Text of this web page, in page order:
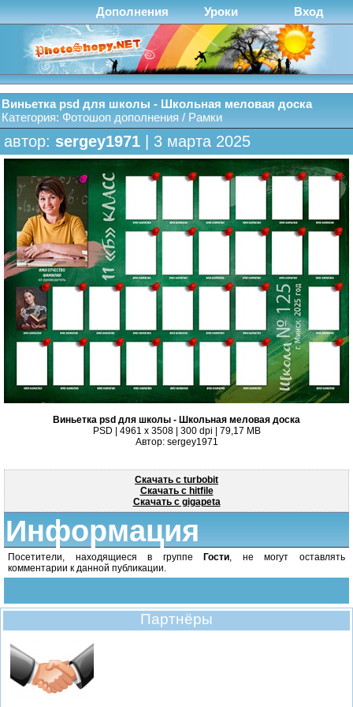
Дополнения Уроки Вход
Виньетка psd для школы - Школьная меловая доска
Категория: Фотошоп дополнения / Рамки
автор: sergey1971 | 3 марта 2025
Виньетка psd для школы - Школьная меловая доска
PSD | 4961 x 3508 | 300 dpi | 79,17 MB
Автор: sergey1971
Скачать с turbobit
Скачать с hitfile
Скачать с gigapeta
Информация
Посетители, находящиеся в группеГости , не могут оставлять
комментарии к данной публикации.
Партнёры